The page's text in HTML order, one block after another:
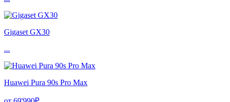
Gigaset GX30
...
Huawei Pura 90s Pro Max